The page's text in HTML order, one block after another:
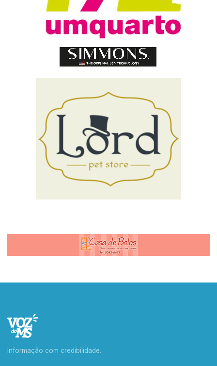
Informação com credibilidade.